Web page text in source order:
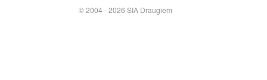
© 2004 - 2026 SIA Draugiem